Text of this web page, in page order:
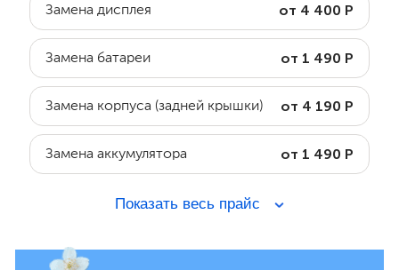
Замена дисплея от 4 400 Р
Замена батареи от 1 490 Р
Замена корпуса (задней крышки) от 4 190 Р
Замена аккумулятора от 1 490 Р
Показать весь прайс